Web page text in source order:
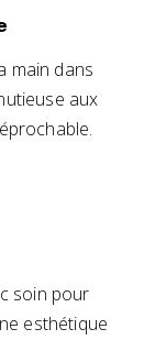
main dans
aux
soin pour
esthétique